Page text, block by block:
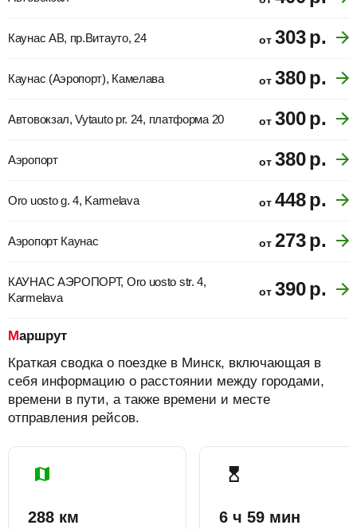
Каунас АВ, пр.Витауто, 24 от 303р.
Каунас (Аэропорт), Камелава от 380р.
Автовокзал, Vytauto pr. 24, платформа 20 от 300р.
Аэропорт от 380р.
Oro uosto g. 4, Karmelava от 448р.
Аэропорт Каунас от 273р.
КАУНАС АЭРОПОРТ, Oro uosto str. 4,
Karmelava
от 390р.
Маршрут
Краткая сводка о поездке в Минск, включающая в
себя информацию о расстоянии между городами,
времени в пути, а также времени и месте
отправления рейсов.
288 км 6 ч 59 мин